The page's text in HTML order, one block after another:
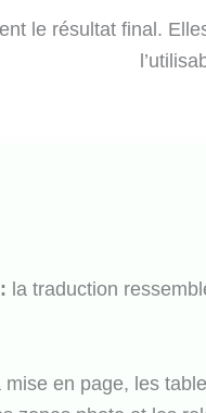
le résultat final.
la traduction
mise en page, les